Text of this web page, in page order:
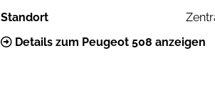
Standort
Details zum Peugeot 508 anzeigen